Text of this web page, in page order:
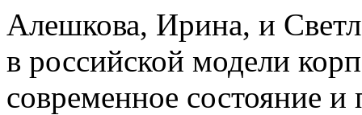
Алешкова, Ирина, и
в российской модели
современное состояние